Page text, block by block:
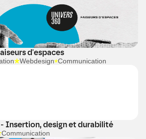
d'espaces
Webdesign Communication
- Insertion, design et durabilité
Communication